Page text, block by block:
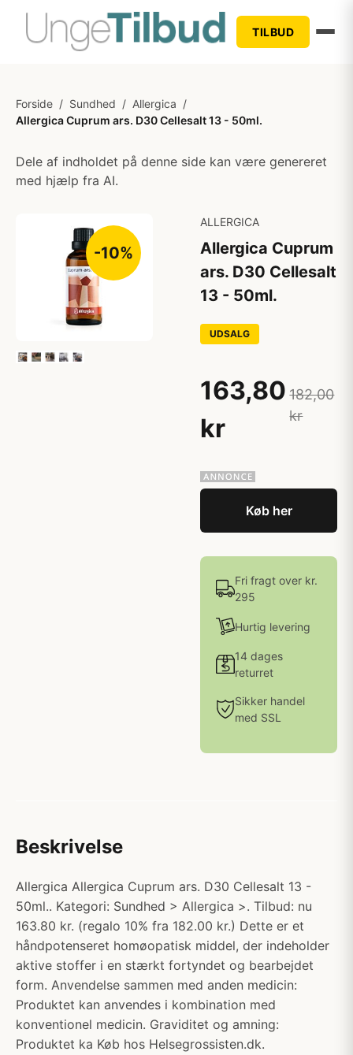
TILBUD
Forside / Sundhed / Allergica /
Allergica Cuprum ars. D30 Cellesalt 13 - 50ml.
Dele af indholdet på denne side kan være genereret
med hjælp fra AI.
-10%
ALLERGICA
Allergica Cuprum
ars. D30 Cellesalt
13 - 50ml.
UDSALG
163,80
kr
182,00
kr
Køb her
Fri fragt over kr.
295
Hurtig levering
14 dages
returret
Sikker handel
med SSL
Beskrivelse
Allergica Allergica Cuprum ars. D30 Cellesalt 13 -
50ml.. Kategori: Sundhed > Allergica >. Tilbud: nu
163.80 kr. (regalo 10% fra 182.00 kr.) Dette er et
håndpotenseret homøopatisk middel, der indeholder
aktive stoffer i en stærkt fortyndet og bearbejdet
form. Anvendelse sammen med anden medicin:
Produktet kan anvendes i kombination med
konventionel medicin. Graviditet og amning:
Produktet ka Køb hos Helsegrossisten.dk.